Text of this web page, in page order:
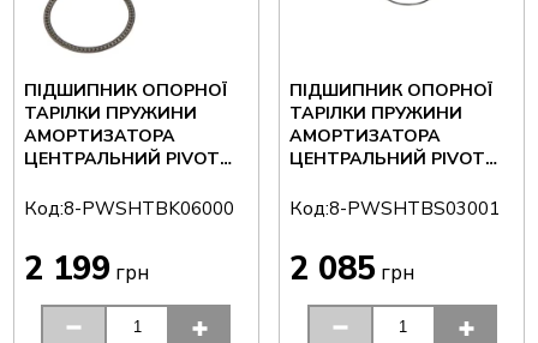
ПІДШИПНИК ОПОРНОЇ
ТАРІЛКИ ПРУЖИНИ
АМОРТИЗАТОРА
ЦЕНТРАЛЬНИЙ PIVOT
PWSHTBK06000
Код:8-PWSHTBK06000
2 199грн
ПІДШИПНИК ОПОРНОЇ
ТАРІЛКИ ПРУЖИНИ
АМОРТИЗАТОРА
ЦЕНТРАЛЬНИЙ PIVOT
PWSHTBS03001
Код:8-PWSHTBS03001
2 085 грн